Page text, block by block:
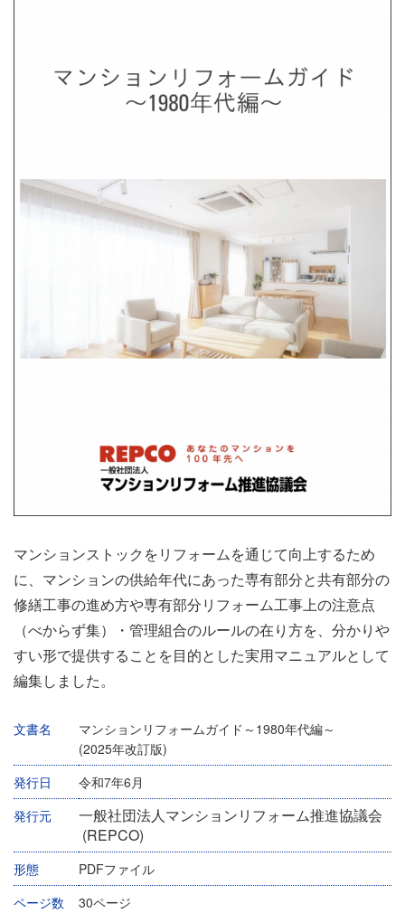
マンションストックをリフォームを通じて向上するため
に、マンションの供給年代にあった専有部分と共有部分の
修繕工事の進め方や専有部分リフォーム工事上の注意点
（べからず集）・管理組合のルールの在り方を、分かりや
すい形で提供することを目的とした実用マニュアルとして
編集しました。
文書名
マンションリフォームガイド～1980年代編～
(2025年改訂版)
発行日
令和7年6月
発行元
一般社団法人マンションリフォーム推進協議会
(REPCO)
形態
PDFファイル
ページ数
30ページ